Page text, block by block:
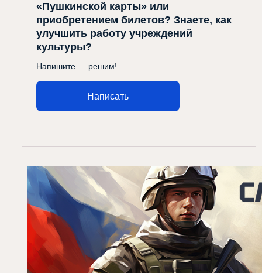
«Пушкинской карты» или
приобретением билетов? Знаете, как
улучшить работу учреждений
культуры?
Напишите — решим!
Написать